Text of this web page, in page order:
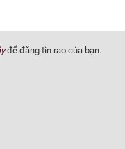
để đăng tin rao của bạn.